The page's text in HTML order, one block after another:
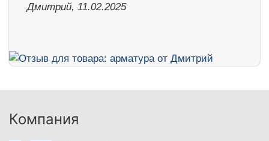
Дмитрий, 11.02.2025
Компания